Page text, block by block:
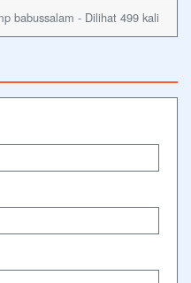
babussalam - Dilihat 499 kali